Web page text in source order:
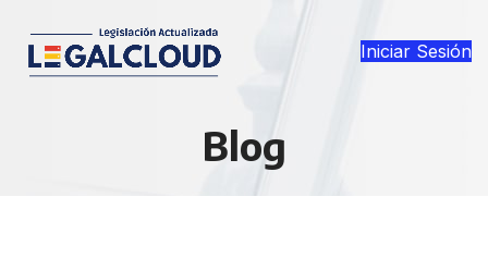
Iniciar Sesión
Blog